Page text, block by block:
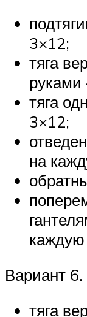
3×12;
тяга
руками
тяга
3×12;
на
каждую
Вариант
тяга